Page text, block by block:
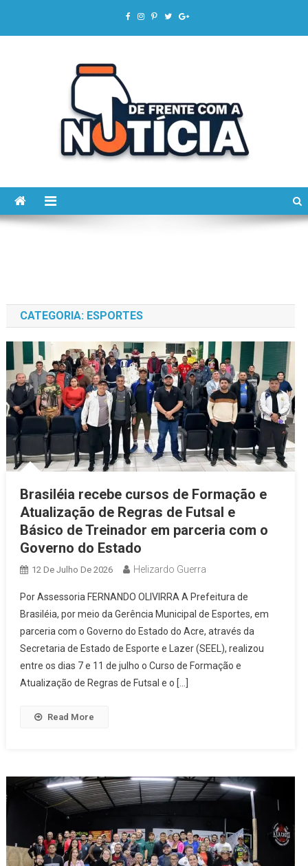
CATEGORIA: ESPORTES
Brasiléia recebe cursos de Formação e
Atualização de Regras de Futsal e
Básico de Treinador em parceria com o
Governo do Estado
12 De Julho De 2026 Helizardo Guerra
Por Assessoria FERNANDO OLIVIRRA A Prefeitura de
Brasiléia, por meio da Gerência Municipal de Esportes, em
parceria com o Governo do Estado do Acre, através da
Secretaria de Estado de Esporte e Lazer (SEEL), realizou
entre os dias 7 e 11 de julho o Curso de Formação e
Atualização de Regras de Futsal e o […]
Read More